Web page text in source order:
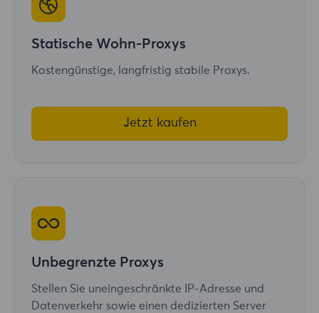
Statische Wohn-Proxys
Kostengünstige, langfristig stabile Proxys.
Jetzt kaufen
Unbegrenzte Proxys
Stellen Sie uneingeschränkte IP-Adresse und
Datenverkehr sowie einen dedizierten Server